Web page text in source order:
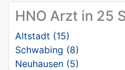
HNO Arzt in 25
Altstadt (15)
Schwabing (8)
Neuhausen (5)